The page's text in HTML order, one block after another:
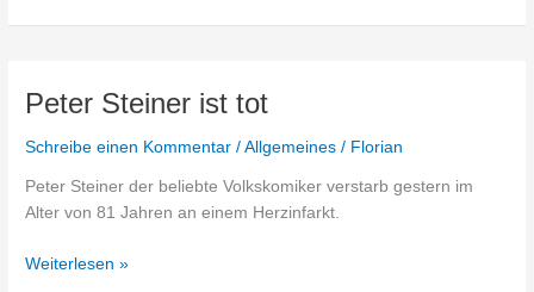
Bug
Peter Steiner ist tot
Schreibe einen Kommentar /Allgemeines / Florian
Peter Steiner der beliebte Volkskomiker verstarb gestern im
Alter von 81 Jahren an einem Herzinfarkt.
Peter
Weiterlesen »